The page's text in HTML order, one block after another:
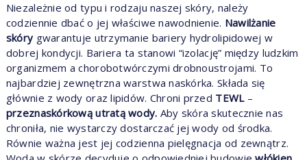
Niezależnie od typu i rodzaju naszej skóry, należy
codziennie dbać o jej właściwe nawodnienie. Nawilżanie
skórygwarantuje utrzymanie bariery hydrolipidowej w
dobrej kondycji. Bariera ta stanowi “izolację” między ludzkim
organizmem a chorobotwórczymi drobnoustrojami. To
najbardziej zewnętrzna warstwa naskórka. Składa się
głównie z wody oraz lipidów. Chroni przed TEWL–
przeznaskórkową utratą wody. Aby skóra skutecznie nas
chroniła, nie wystarczy dostarczać jej wody od środka.
Równie ważna jest jej codzienna pielęgnacja od zewnątrz.